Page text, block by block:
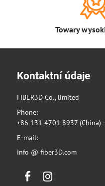
Towary
Kontaktní údaje
FIBER3D Co., limited
Phone:
+86 131 4701 8937 (China)
E-mail:
info @ fiber3D.com
FacebookInstagram